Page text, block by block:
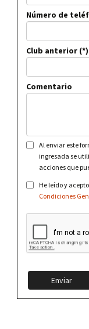
Número de
Club anterior
Comentario
Al enviar este
ingresada se
acciones que
He leído y
Condiciones
Enviar